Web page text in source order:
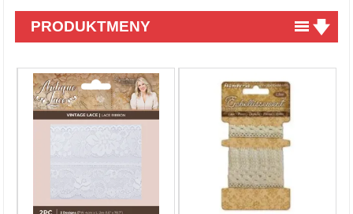
PRODUKTMENY
Tilbud
Kurs & aktiviteter
Kort & Scrapbooking
Scrapbooking & lommescrapping